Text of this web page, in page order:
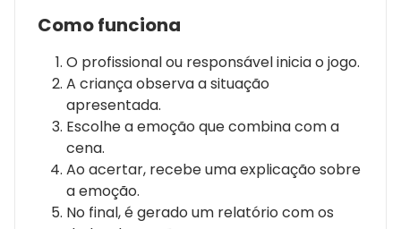
Como funciona
O profissional ou responsável inicia o jogo.
A criança observa a situação
apresentada.
Escolhe a emoção que combina com a
cena.
Ao acertar, recebe uma explicação sobre
a emoção.
No final, é gerado um relatório com os